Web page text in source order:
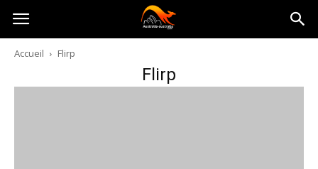
Australia-
australie.com
Accueil Flirp
Flirp